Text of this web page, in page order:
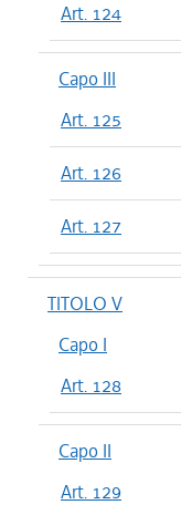
Art. 124
Capo III
Art. 125
Art. 126
Art. 127
TITOLO V
Capo I
Art. 128
Capo II
Art. 129